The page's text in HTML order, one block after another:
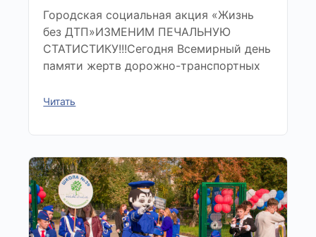
Городская социальная акция «Жизнь
без ДТП»ИЗМЕНИМ ПЕЧАЛЬНУЮ
СТАТИСТИКУ!!!Сегодня Всемирный день
памяти жертв дорожно-транспортных
Читать